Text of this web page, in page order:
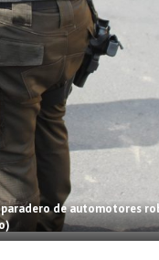
de automotores